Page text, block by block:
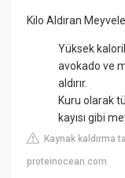
Kilo Aldıran
Yüksek
avokado ve
aldırır.
Kuru olarak
kayısı gibi
Kaynak kaldırma
proteinocean.com